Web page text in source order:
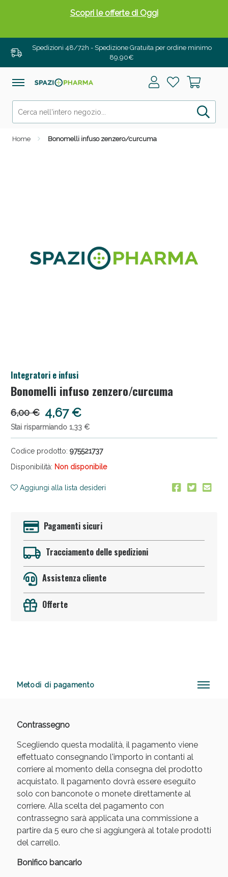
Spedizioni 48/72h - Spedizione Gratuita per ordine minimo
89,90€
Home Bonomelli infuso zenzero/curcuma
Integratori e infusi
Bonomelli infuso zenzero/curcuma
6,00 € 4,67 €
Stai risparmiando 1,33 €
Codice prodotto: 975521737
Disponibilità: Non disponibile
Aggiungi alla lista desideri
Pagamenti sicuri
Tracciamento delle spedizioni
Assistenza cliente
Offerte
Metodi di pagamento
Contrassegno
Scegliendo questa modalità, il pagamento viene
effettuato consegnando l'importo in contanti al
corriere al momento della consegna del prodotto
acquistato. Il pagamento dovrà essere eseguito
solo con banconote o monete direttamente al
corriere. Alla scelta del pagamento con
contrassegno sarà applicata una commissione a
partire da 5 euro che si aggiungerà al totale prodotti
del carrello.
Bonifico bancario
Scopri le offerte di Oggi
Salini e Multivitaminici: oggi Sconto extra fino al
Anticellulite e Fanghi: Sconto fino al 40% valido
Anticellulite e Fanghi: Sconto fino al 40% valido
oggi!